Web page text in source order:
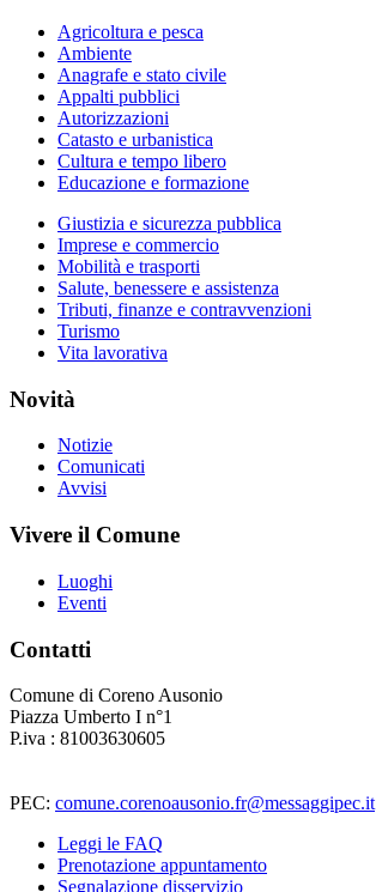
Agricoltura e pesca
Ambiente
Anagrafe e stato civile
Appalti pubblici
Autorizzazioni
Catasto e urbanistica
Cultura e tempo libero
Educazione e formazione
Giustizia e sicurezza pubblica
Imprese e commercio
Mobilità e trasporti
Salute, benessere e assistenza
Tributi, finanze e contravvenzioni
Turismo
Vita lavorativa
Novità
Notizie
Comunicati
Avvisi
Vivere il Comune
Luoghi
Eventi
Contatti
Comune di Coreno Ausonio
Piazza Umberto I n°1
P.iva : 81003630605
PEC: comune.corenoausonio.fr@messaggipec.it
Leggi le FAQ
Prenotazione appuntamento
Segnalazione disservizio